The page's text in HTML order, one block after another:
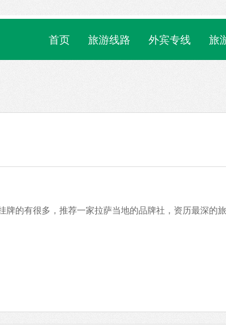
首页 旅游线路 外宾专线 旅
的有很多，推荐一家拉萨当地的品牌社，资历最深的旅